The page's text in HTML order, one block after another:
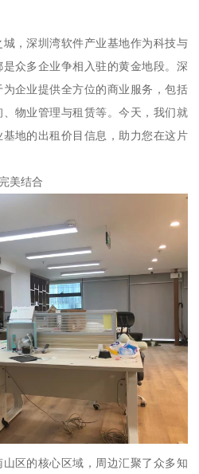
，深圳湾软件产业基地作为科技与
众多企业争相入驻的黄金地段。深
企业提供全方位的商业服务，包括
物业管理与租赁等。今天，我们就
地的出租价目信息，助力您在这片
美结合
区的核心区域，周边汇聚了众多知